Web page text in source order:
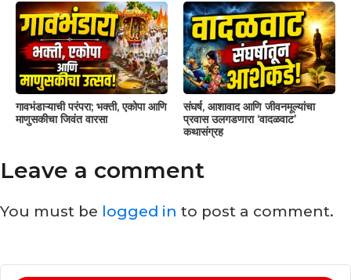
गावभंडाऱ्याची परंपरा; भक्ती, एकोपा आणि
माणुसकीचा जिवंत वारसा
संघर्ष, आशावाद आणि जीवनमूल्यांचा
प्रवास उलगडणारा ‘वादळवाट’
कथासंग्रह
Leave a comment
You must be logged in to post a comment.